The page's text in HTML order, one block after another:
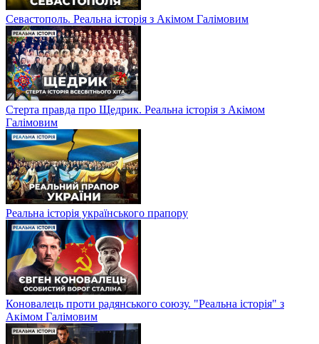
Севастополь. Реальна історія з Акімом Галімовим
Стерта правда про Щедрик. Реальна історія з Акімом
Галімовим
Реальна історія українського прапору
Коновалець проти радянського союзу. "Реальна історія" з
Акімом Галімовим